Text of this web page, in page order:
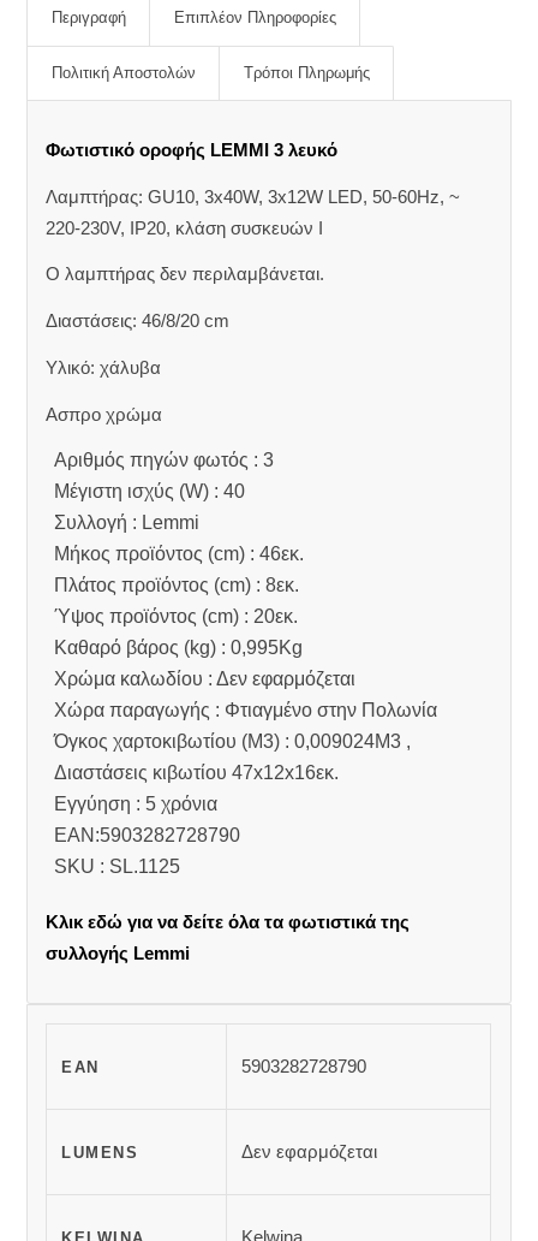
Περιγραφή Επιπλέον Πληροφορίες
Πολιτική Αποστολών Τρόποι Πληρωμής
Φωτιστικό οροφής LEMMI 3 λευκό
Λαμπτήρας: GU10, 3x40W, 3x12W LED, 50-60Hz, ~
220-230V, IP20, κλάση συσκευών Ι
Ο λαμπτήρας δεν περιλαμβάνεται.
Διαστάσεις: 46/8/20 cm
Υλικό: χάλυβα
Ασπρο χρώμα
Αριθμός πηγών φωτός : 3
Μέγιστη ισχύς (W) : 40
Συλλογή : Lemmi
Μήκος προϊόντος (cm) : 46εκ.
Πλάτος προϊόντος (cm) : 8εκ.
Ύψος προϊόντος (cm) : 20εκ.
Καθαρό βάρος (kg) : 0,995Kg
Χρώμα καλωδίου : Δεν εφαρμόζεται
Χώρα παραγωγής : Φτιαγμένο στην Πολωνία
Όγκος χαρτοκιβωτίου (M3) : 0,009024M3 ,
Διαστάσεις κιβωτίου 47x12x16εκ.
Εγγύηση : 5 χρόνια
EAN:5903282728790
SKU : SL.1125
Κλικ εδώ για να δείτε όλα τα φωτιστικά της
συλλογής Lemmi
EAN 5903282728790
LUMENS Δεν εφαρμόζεται
Kelwina